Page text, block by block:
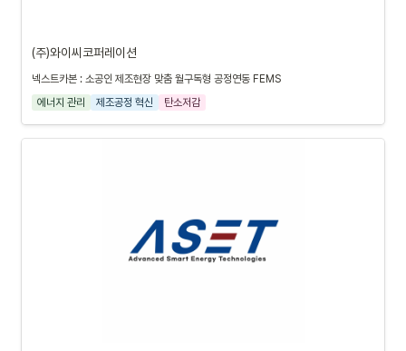
(주)와이씨코퍼레이션
넥스트카본 : 소공인 제조현장 맞춤 월구독형 공정연동 FEMS
에너지 관리
제조공정 혁신 탄소저감